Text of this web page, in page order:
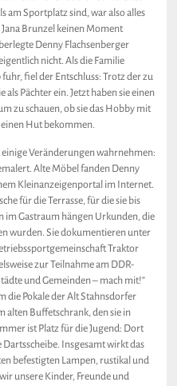
am Sportplatz sind, war also alles
Brunzel keinen Moment
Denny Flachsenberger
nicht. Als die Familie
fiel der Entschluss: Trotz der zu
Pächter ein. Jetzt haben sie einen
zu schauen, ob sie das Hobby mit
Hut bekommen.
Veränderungen wahrnehmen:
Alte Möbel fanden Denny
Kleinanzeigenportal im Internet.
für die Terrasse, für die sie bis
im Gastraum hängen Urkunden, die
wurden. Sie dokumentieren unter
Traktor
zur Teilnahme am DDR-
und Gemeinden – mach mit!“
die Pokale der Alt Stahnsdorfer
alten Buffetschrank, den sie in
ist Platz für die Jugend: Dort
Insgesamt wirkt das
befestigten Lampen, rustikal und
unsere Kinder, Freunde und